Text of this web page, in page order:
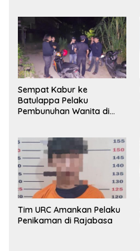
Sempat Kabur ke
Batulappa Pelaku
Pembunuhan Wanita di
Tim URC Amankan Pelaku
Penikaman di Rajabasa